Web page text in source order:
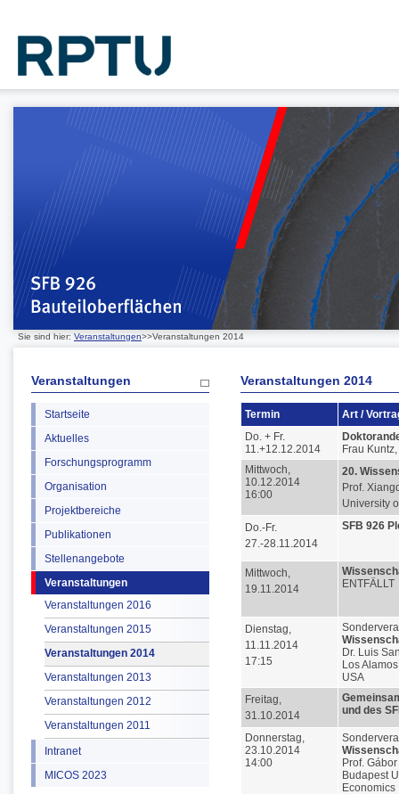
Sie sind hier: Veranstaltungen>>Veranstaltungen 2014
Veranstaltungen
Startseite
Aktuelles
Forschungsprogramm
Organisation
Projektbereiche
Publikationen
Stellenangebote
Veranstaltungen
Veranstaltungen 2016
Veranstaltungen 2015
Veranstaltungen 2014
Veranstaltungen 2013
Veranstaltungen 2012
Veranstaltungen 2011
Intranet
MICOS 2023
Veranstaltungen 2014
Termin
Art /
Do. + Fr.
11.+12.12.2014
Frau
Mittwoch,
10.12.2014
16:00
20.
Prof.
University
Do.-Fr.
27.-28.11.2014
SFB 926
Mittwoch,
19.11.2014
ENTFÄLLT
Dienstag,
11.11.2014
17:15
Dr. Luis
Los
USA
Freitag,
31.10.2014
und des
Donnerstag,
23.10.2014
14:00
Prof.
Budapest
Economics